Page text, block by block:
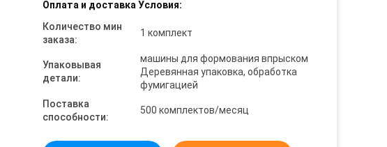
Оплата и доставка Условия:
Количество мин
заказа:
1 комплект
Упаковывая
детали:
машины для формования впрыском
Деревянная упаковка, обработка
фумигацией
Поставка
способности:
500 комплектов/месяц